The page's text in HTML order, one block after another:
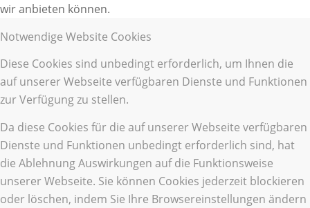
wir anbieten können.
Notwendige Website Cookies
Diese Cookies sind unbedingt erforderlich, um Ihnen die
auf unserer Webseite verfügbaren Dienste und Funktionen
zur Verfügung zu stellen.
Da diese Cookies für die auf unserer Webseite verfügbaren
Dienste und Funktionen unbedingt erforderlich sind, hat
die Ablehnung Auswirkungen auf die Funktionsweise
unserer Webseite. Sie können Cookies jederzeit blockieren
oder löschen, indem Sie Ihre Browsereinstellungen ändern